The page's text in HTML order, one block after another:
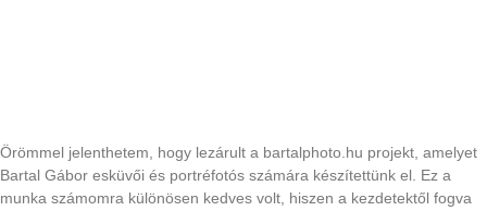
Örömmel jelenthetem, hogy lezárult a bartalphoto.hu projekt, amelyet
Bartal Gábor esküvői és portréfotós számára készítettünk el. Ez a
munka számomra különösen kedves volt, hiszen a kezdetektől fogva